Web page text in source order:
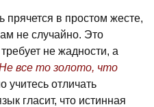
прячется в простом жесте,
не случайно. Это
не жадности, а
все то золото, что
учитесь отличать
гласит, что истинная